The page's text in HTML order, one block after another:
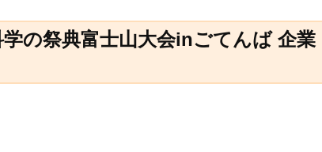
の祭典富士山大会inごてんば 企業